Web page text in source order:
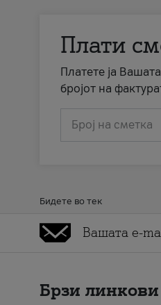
Плати
Платете ја
бројот на
Број на сметка
Бидете во тек
Брзи линкови